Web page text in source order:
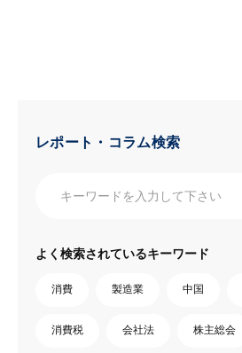
レポート・コラム検索
よく検索されているキーワード
消費 製造業 中国
消費税 会社法 株主総会